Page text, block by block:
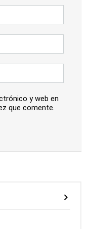
y web en
que comente.